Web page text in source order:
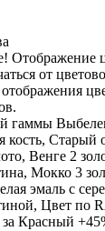
Отображение
от
отображения
гаммы
Старый
Венге 2
Мокко 3
эмаль с
Цвет по
за Красный